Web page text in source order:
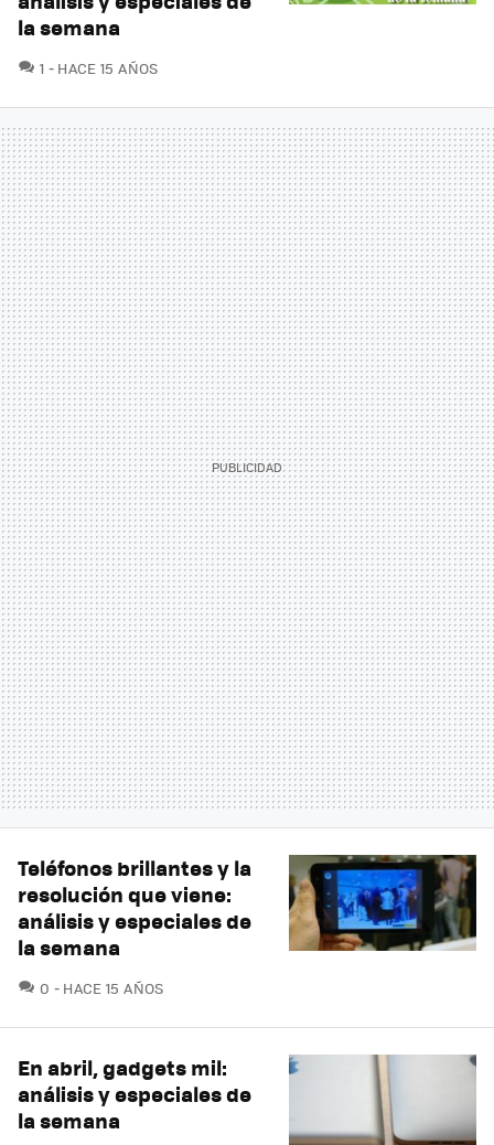
la semana
1 COMENTARIOS
HACE 15 AÑOS
Teléfonos brillantes y la
resolución que viene:
análisis y especiales de
la semana
0 COMENTARIOS
HACE 15 AÑOS
En abril, gadgets mil:
análisis y especiales de
la semana